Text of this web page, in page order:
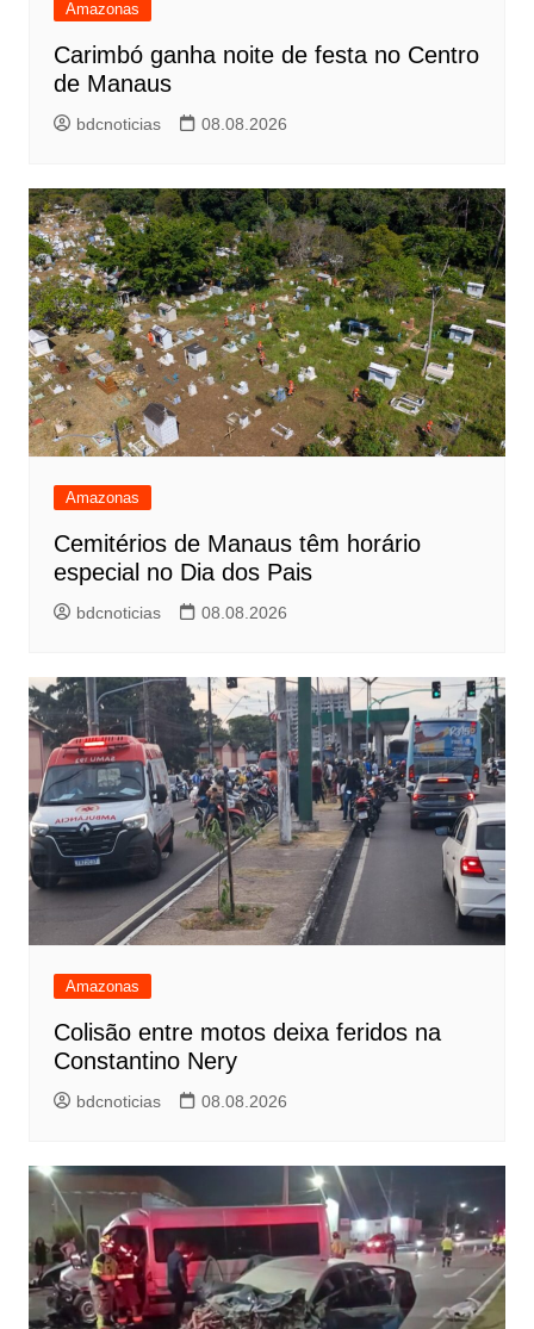
Amazonas
Carimbó ganha noite de festa no Centro
de Manaus
bdcnoticias 08.08.2026
Amazonas
Cemitérios de Manaus têm horário
especial no Dia dos Pais
bdcnoticias 08.08.2026
Amazonas
Colisão entre motos deixa feridos na
Constantino Nery
bdcnoticias 08.08.2026